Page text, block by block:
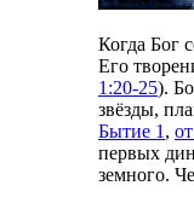
Когда Бог
Его
1:20-25).
звёзды,
Бытие 1 ,
первых
земного.